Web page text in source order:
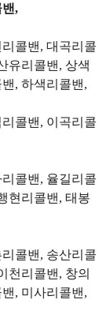
,
콜밴, 대곡리콜
유리콜밴, 상색
, 하색리콜밴,
콜밴, 이곡리콜
콜밴, 율길리콜
현리콜밴, 태봉
콜밴, 송산리콜
천리콜밴, 창의
, 미사리콜밴,